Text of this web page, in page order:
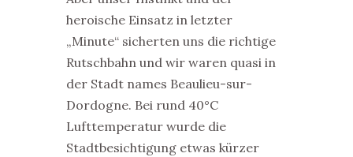
heroische Einsatz in letzter
„Minute“ sicherten uns die richtige
Rutschbahn und wir waren quasi in
der Stadt names Beaulieu-sur-
Dordogne. Bei rund 40°C
Lufttemperatur wurde die
Stadtbesichtigung etwas kürzer